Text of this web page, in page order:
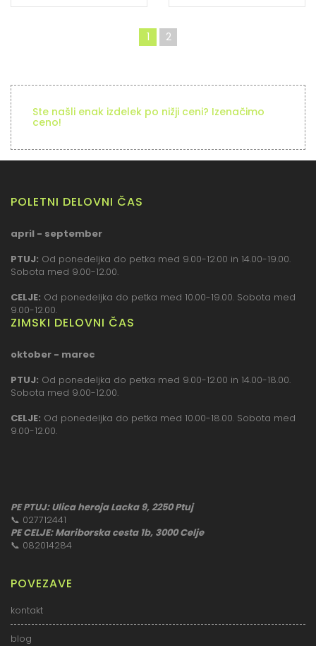
1 2
Ste našli enak izdelek po nižji ceni? Izenačimo
ceno!
POLETNI DELOVNI ČAS
april - september
PTUJ: Od ponedeljka do petka med 9.00-12.00 in 14.00-19.00.
Sobota med 9.00-12.00.
CELJE: Od ponedeljka do petka med 10.00-19.00. Sobota med
9.00-12.00.
ZIMSKI DELOVNI ČAS
oktober - marec
PTUJ: Od ponedeljka do petka med 9.00-12.00 in 14.00-18.00.
Sobota med 9.00-12.00.
CELJE: Od ponedeljka do petka med 10.00-18.00. Sobota med
9.00-12.00.
PE PTUJ: Ulica heroja Lacka 9, 2250 Ptuj
📞 027712441
PE CELJE: Mariborska cesta 1b, 3000 Celje
📞 082014284
POVEZAVE
kontakt
blog